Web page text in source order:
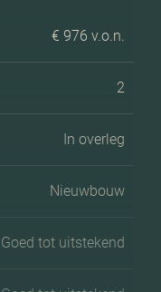
€ 976 v.o.n.
2
In overleg
Nieuwbouw
Goed tot uitstekend